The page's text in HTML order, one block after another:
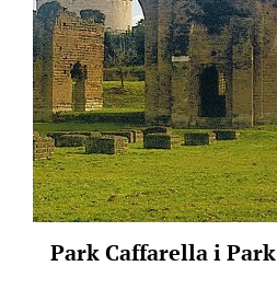
Park Caffarella i